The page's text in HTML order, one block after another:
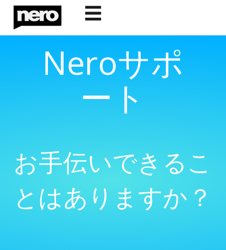
☰
Neroサポ
ート
お手伝いできるこ
とはありますか？